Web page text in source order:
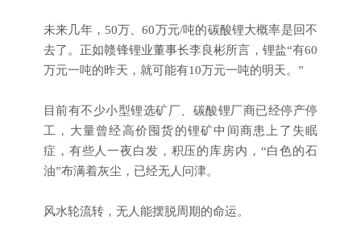
未来几年，50万、60万元/吨的碳酸锂大概率是回不
去了。正如赣锋锂业董事长李良彬所言，锂盐“有60
万元一吨的昨天，就可能有10万元一吨的明天。”
目前有不少小型锂选矿厂、碳酸锂厂商已经停产停
工，大量曾经高价囤货的锂矿中间商患上了失眠
症，有些人一夜白发，积压的库房内，“白色的石
油”布满着灰尘，已经无人问津。
风水轮流转，无人能摆脱周期的命运。